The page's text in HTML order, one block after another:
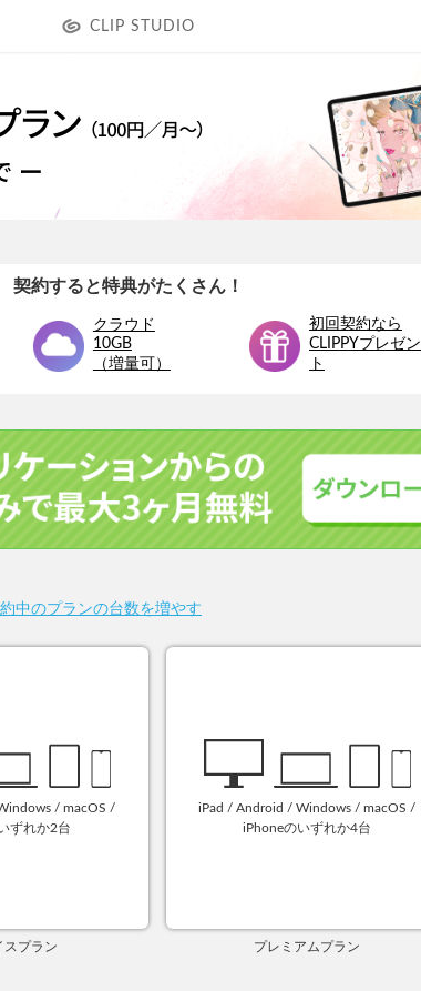
CLIP STUDIO
契約すると特典がたくさん！
クラウド
10GB
（増量可）
初回契約なら
CLIPPYプレゼン
ト
中のプランの台数を増やす
/ macOS /
ずれか2台
スプラン
iPad / Android / Windows / macOS /
iPhoneのいずれか4台
プレミアムプラン